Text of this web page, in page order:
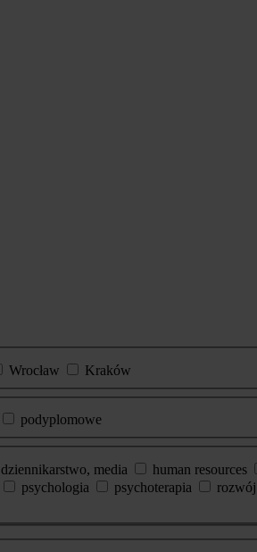
Wrocław
Kraków
podyplomowe
dziennikarstwo, media human resources
psychologia psychoterapia